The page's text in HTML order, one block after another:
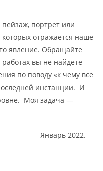
портрет или
отражается наше
явление. Обращайте
вы не найдете
по поводу «к чему все
инстанции. И
Моя задача —
Январь 2022.